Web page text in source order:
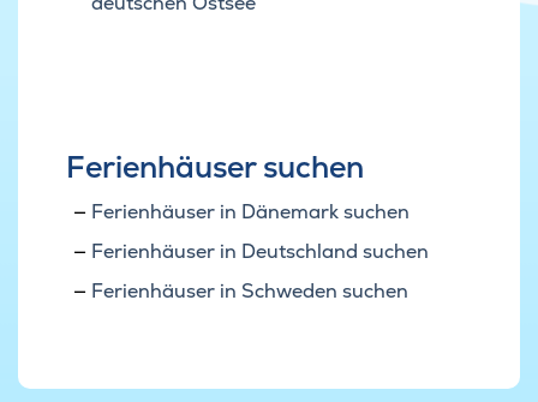
Ferienhäuser suchen
Ferienhäuser in Dänemark suchen
Ferienhäuser in Deutschland suchen
Ferienhäuser in Schweden suchen